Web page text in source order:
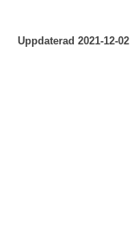
Uppdaterad2021-12-02